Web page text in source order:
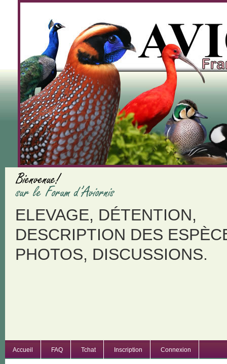
ELEVAGE, DÉTENTION,
DESCRIPTION DES
PHOTOS, DISCUSSIONS.
Accueil FAQ Tchat Inscription Connexion